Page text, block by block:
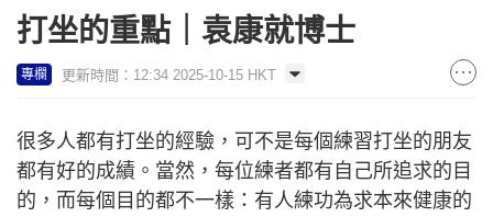
打坐的重點｜袁康就博士
專欄 更新時間：12:34 2025-10-15 HKT
很多人都有打坐的經驗，可不是每個練習打坐的朋友
都有好的成績。當然，每位練者都有自己所追求的目
的，而每個目的都不一樣：有人練功為求本來健康的